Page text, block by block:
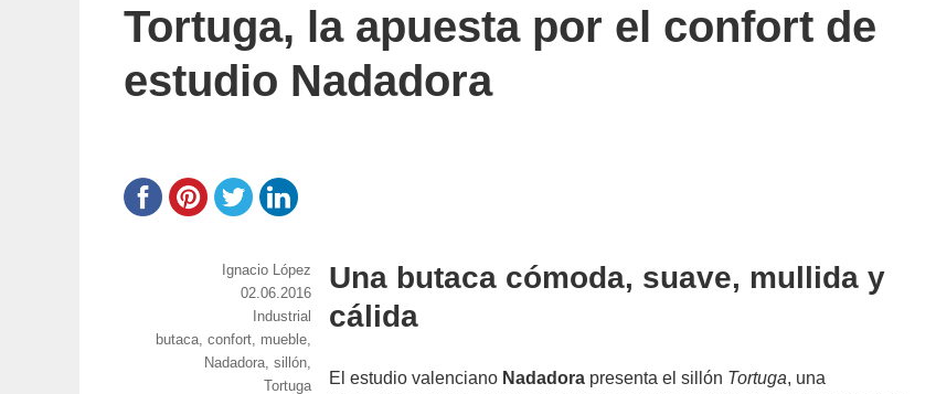
Tortuga, la apuesta por el confort de
estudio Nadadora
Una butaca cómoda, suave, mullida y
cálida
El estudio valenciano Nadadora presenta el sillón Tortuga, una
https://www.experimenta.es/author/nacho-
lopez/
Ignacio López
Publicado
02.06.2016
Categorías
Industrial
Etiquetas
butaca ,confort mueble
Nadadora ,sillón
Tortuga